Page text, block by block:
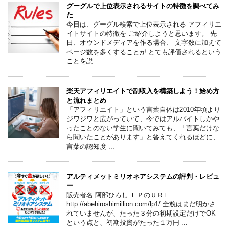
グーグルで上位表示されるサイトの特徴を調べてみ
た
今日は、グーグル検索で上位表示される アフィリエ
イトサイトの特徴を ご紹介しようと思います。 先
日、オウンドメディアを作る場合、 文字数に加えて
ページ数を多くすることが とても評価されるという
ことを説 ...
楽天アフィリエイトで副収入を構築しよう！始め方
と流れまとめ
「アフィリエイト」という言葉自体は2010年頃より
ジワジワと広がっていて、今ではアルバイトしかや
ったことのない学生に聞いてみても、「言葉だけな
ら聞いたことがあります」と答えてくれるほどに、
言葉の認知度 ...
アルティメットミリオネアシステムの評判・レビュ
ー
販売者名 阿部ひろし ＬＰのＵＲＬ
http://abehiroshimillion.com/lp1/ 全貌はまだ明かさ
れていませんが、たった３分の初期設定だけでOK
という点と、初期投資がたった１万円 ...